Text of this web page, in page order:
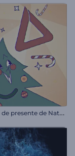
I
ntrodução de presente de Natal em desenho animado